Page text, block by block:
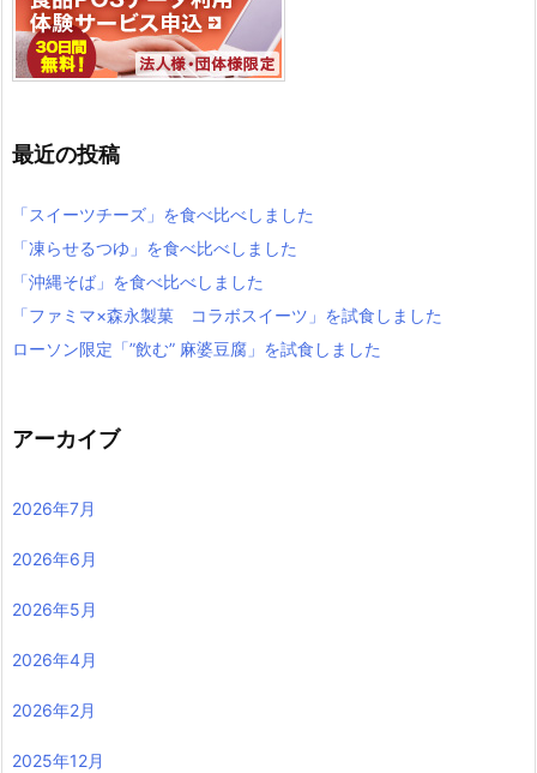
最近の投稿
「スイーツチーズ」を食べ比べしました
「凍らせるつゆ」を食べ比べしました
「沖縄そば」を食べ比べしました
「ファミマ×森永製菓 コラボスイーツ」を試食しました
ローソン限定「”飲む” 麻婆豆腐」を試食しました
アーカイブ
2026年7月
2026年6月
2026年5月
2026年4月
2026年2月
2025年12月